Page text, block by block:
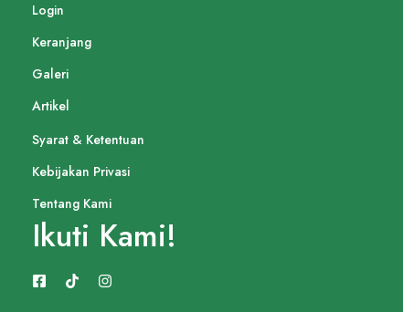
Login
Keranjang
Galeri
Artikel
Syarat & Ketentuan
Kebijakan Privasi
Tentang Kami
Ikuti Kami!